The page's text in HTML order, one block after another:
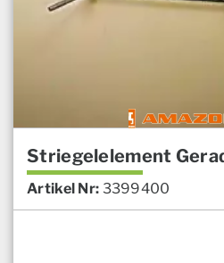
Striegelelement
Artikel Nr: 3399400